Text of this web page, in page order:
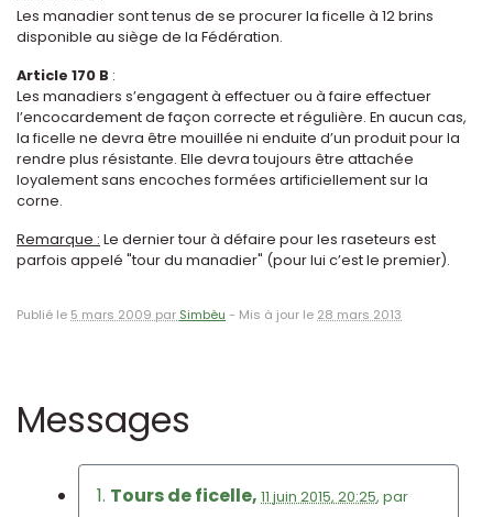
Les manadier sont tenus de se procurer la ficelle à 12 brins
disponible au siège de la Fédération.
Article 170 B :
Les manadiers s’engagent à effectuer ou à faire effectuer
l’encocardement de façon correcte et régulière. En aucun cas,
la ficelle ne devra être mouillée ni enduite d’un produit pour la
rendre plus résistante. Elle devra toujours être attachée
loyalement sans encoches formées artificiellement sur la
corne.
Remarque : Le dernier tour à défaire pour les raseteurs est
parfois appelé "tour du manadier" (pour lui c’est le premier).
Publié le 5 mars 2009 par Simbèu - Mis à jour le 28 mars 2013
Messages
1. Tours de ficelle, 11 juin 2015, 20:25, par